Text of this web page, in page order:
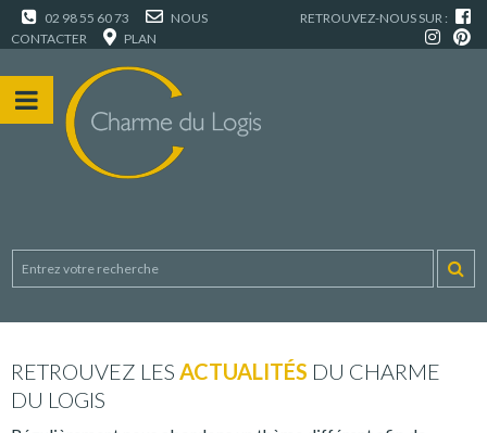
02 98 55 60 73
NOUS
CONTACTER
PLAN
RETROUVEZ-NOUS SUR :
RETROUVEZ LES ACTUALITÉS DU CHARME
DU LOGIS